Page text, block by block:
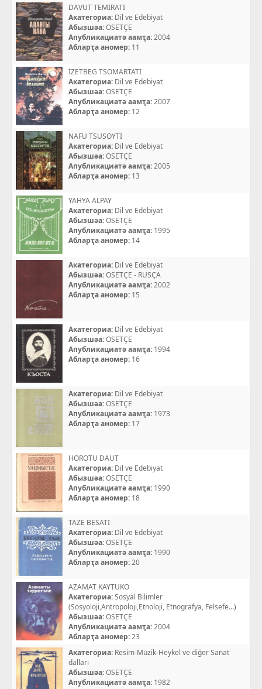
DAVUT TEMIRATI
Акатегориа: Dil ve Edebiyat
Абызшәа:OSETÇE
Апубликациатә аамҭа:2004
Абларҭа аномер: 11
İZETBEG TSOMARTATI
Акатегориа: Dil ve Edebiyat
Абызшәа:OSETÇE
Апубликациатә аамҭа:2007
Абларҭа аномер: 12
NAFU TSUSOYTI
Акатегориа: Dil ve Edebiyat
Абызшәа:OSETÇE
Апубликациатә аамҭа:2005
Абларҭа аномер: 13
YAHYA ALPAY
Акатегориа: Dil ve Edebiyat
Абызшәа:OSETÇE
Апубликациатә аамҭа: 1995
Абларҭа аномер: 14
Акатегориа: Dil ve Edebiyat
Абызшәа:OSETÇE - RUSÇA
Апубликациатә аамҭа:2002
Абларҭа аномер: 15
Акатегориа: Dil ve Edebiyat
Абызшәа:OSETÇE
Апубликациатә аамҭа: 1994
Абларҭа аномер: 16
Акатегориа: Dil ve Edebiyat
Абызшәа:OSETÇE
Апубликациатә аамҭа: 1973
Абларҭа аномер: 17
HOROTU DAUT
Акатегориа: Dil ve Edebiyat
Абызшәа:OSETÇE
Апубликациатә аамҭа: 1990
Абларҭа аномер: 18
TAZE BESATI
Акатегориа: Dil ve Edebiyat
Абызшәа:OSETÇE
Апубликациатә аамҭа: 1990
Абларҭа аномер:20
AZAMAT KAYTUKO
Акатегориа:Sosyal Bilimler
(Sosyoloji,Antropoloji,Etnoloji, Etnografya, Felsefe...)
Абызшәа:OSETÇE
Апубликациатә аамҭа:2004
Абларҭа аномер:23
Акатегориа: Resim-Müzik-Heykel ve diğer Sanat
dalları
Абызшәа:OSETÇE
Апубликациатә аамҭа: 1982